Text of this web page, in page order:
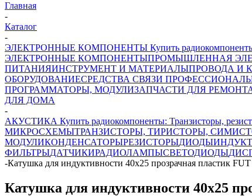
Главная
-
Каталог
-
ЭЛЕКТРОННЫЕ КОМПОНЕНТЫ Купить радиокомпоненты:
ЭЛЕКТРОННЫЕ КОМПОНЕНТЫПРОМЫШЛЕННАЯ
ПИТАНИЯИНСТРУМЕНТ И МАТЕРИАЛЫПРОВОДА И
ОБОРУДОВАНИЕСРЕДСТВА СВЯЗИ
ПРОГРАММАТОРЫ, МОДУЛИЗАПЧАСТИ ДЛЯ
ДЛЯ ДОМА
-
АКУСТИКА Купить радиокомпоненты: Транзисторы,
МИКРОСХЕМЫТРАНЗИСТОРЫ, ТИРИСТОРЫ,
МОДУЛИКОНДЕНСАТОРЫРЕЗИСТОРЫДИОДЫ
ФИЛЬТРЫДАТЧИКИРАДИОЛАМПЫСВЕТОДИОДЫ
-Катушка для индуктивности 40x25 прозрачная пластик
Катушка для индуктивности 40x25